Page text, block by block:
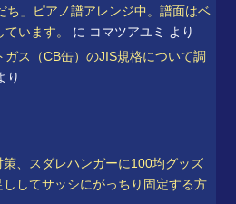
ち」ピアノ譜アレンジ中。譜面はベ
います。
に コマツアユミ
より
ス（CB缶）のJIS規格について調
り
策、スダレハンガーに100均グッズ
ししてサッシにがっちり固定する方